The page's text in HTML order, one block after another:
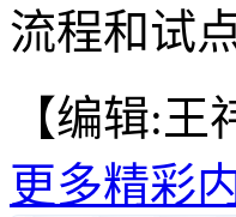
流程和试
【编辑:王
更多精彩